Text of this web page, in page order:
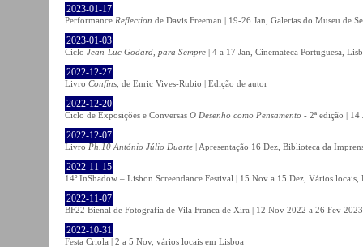
2023-01-17
Performance Reflection de Davis Freeman | 19-26 Jan, Galerias do Museu de
2023-01-03
Ciclo Jean-Luc Godard, para Sempre | 4 a 17 Jan, Cinemateca Portuguesa,
2022-12-27
Livro Confins , de Enric Vives-Rubio | Edição de autor
2022-12-20
Ciclo de Exposições e Conversas O Desenho como Pensamento - 2ª edição |
2022-12-07
Livro Ph.10 António Júlio Duarte | Apresentação 16 Dez, Biblioteca da
2022-11-15
14º InShadow – Lisbon Screendance Festival | 15 Nov a 15 Dez, Vários locais,
2022-11-07
BF22 Bienal de Fotografia de Vila Franca de Xira | 12 Nov 2022 a 26 Fev
2022-10-31
Festa Criola | 2 a 5 Nov, vários locais em Lisboa